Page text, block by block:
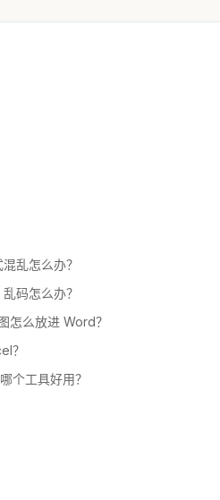
乱怎么办？
码怎么办？
么放进 Word？
？
个工具好用？